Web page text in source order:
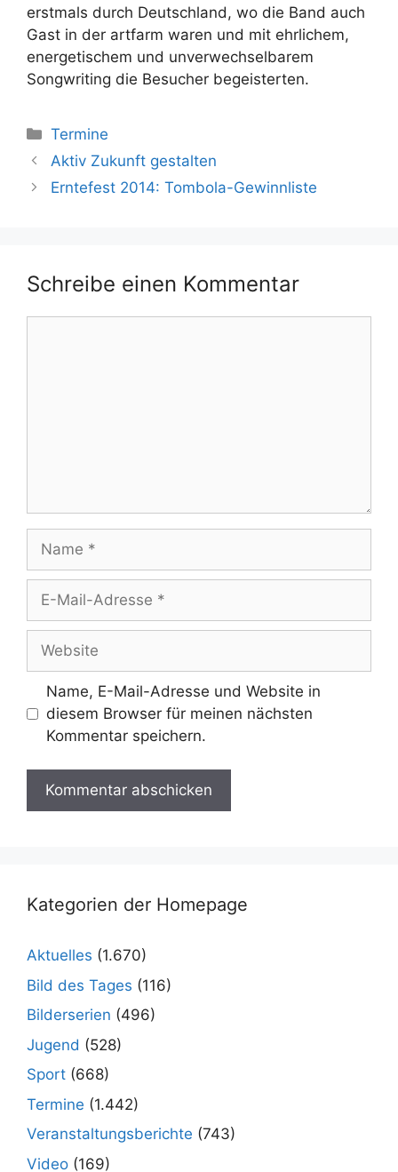
erstmals durch Deutschland, wo die Band auch
Gast in der artfarm waren und mit ehrlichem,
energetischem und unverwechselbarem
Songwriting die Besucher begeisterten.
Kategorien
Termine
Aktiv Zukunft gestalten
Erntefest 2014: Tombola-Gewinnliste
Schreibe einen Kommentar
Mail-
Adresse
Name, E-Mail-Adresse und Website in
diesem Browser für meinen nächsten
Kommentar speichern.
Kategorien der Homepage
Aktuelles (1.670)
Bild des Tages (116)
Bilderserien (496)
Jugend (528)
Sport (668)
Termine (1.442)
Veranstaltungsberichte (743)
Video (169)